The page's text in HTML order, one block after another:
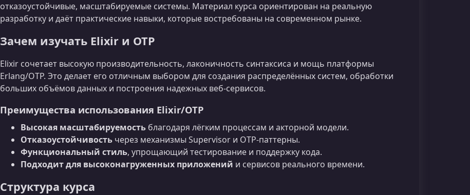
отказоустойчивые, масштабируемые системы. Материал курса ориентирован на реальную
разработку и даёт практические навыки, которые востребованы на современном рынке.
Зачем изучать Elixir и OTP
Elixir сочетает высокую производительность, лаконичность синтаксиса и мощь платформы
Erlang/OTP. Это делает его отличным выбором для создания распределённых систем, обработки
больших объёмов данных и построения надежных веб‑сервисов.
Преимущества использования Elixir/OTP
Высокая масштабируемость благодаря лёгким процессам и акторной модели.
Отказоустойчивость через механизмы Supervisor и OTP‑паттерны.
Функциональный стиль, упрощающий тестирование и поддержку кода.
Подходит для высоконагруженных приложений и сервисов реального времени.
Структура курса